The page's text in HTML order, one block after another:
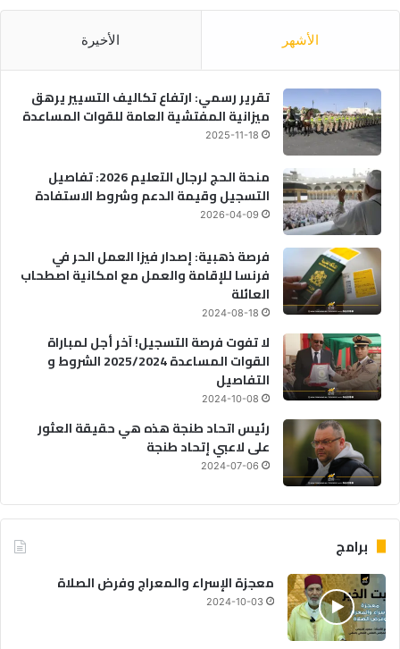
الأشهر الأخيرة
تقرير رسمي: ارتفاع تكاليف التسيير يرهق
ميزانية المفتشية العامة للقوات المساعدة
2025-11-18
منحة الحج لرجال التعليم 2026: تفاصيل
التسجيل وقيمة الدعم وشروط الاستفادة
2026-04-09
فرصة ذهبية: إصدار فيزا العمل الحر في
فرنسا للإقامة والعمل مع امكانية اصطحاب
العائلة
2024-08-18
لا تفوت فرصة التسجيل! آخر أجل لمباراة
القوات المساعدة 2025/2024 الشروط و
التفاصيل
2024-10-08
رئيس اتحاد طنجة هذه هي حقيقة العثور
على لاعبي إتحاد طنجة
2024-07-06
برامج
معجزة الإسراء والمعراج وفرض الصلاة
2024-10-03